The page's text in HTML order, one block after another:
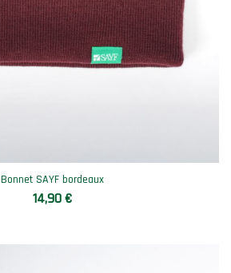
Bonnet SAYF bordeaux
14,90 €